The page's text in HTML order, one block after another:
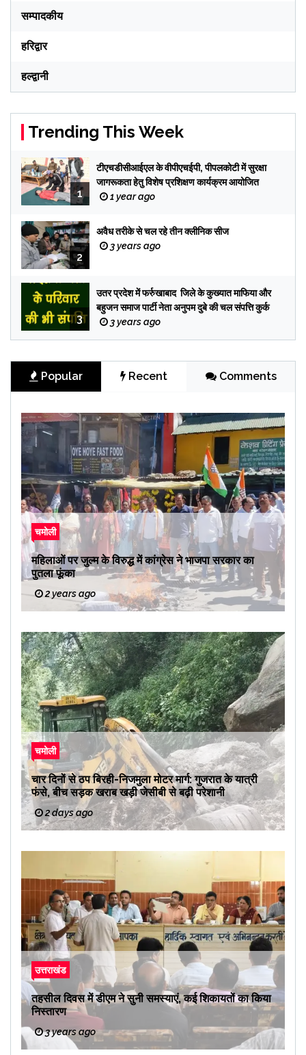
सम्पादकीय
हरिद्वार
हल्द्वानी
Trending This Week
1
टीएचडीसीआईएल के वीपीएचईपी, पीपलकोटी में सुरक्षा
जागरूकता हेतु विशेष प्रशिक्षण कार्यक्रम आयोजित
1 year ago
2
अवैध तरीके से चल रहे तीन क्लीनिक सीज
3 years ago
3
उतर प्रदेश में फर्रुखाबाद जिले के कुख्यात माफिया और
बहुजन समाज पार्टी नेता अनुपम दुबे की चल संपत्ति कुर्क
3 years ago
Popular Recent Comments
चमोली
महिलाओं पर जुल्म के विरुद्ध में कांग्रेस ने भाजपा सरकार का
पुतला फूंका
2 years ago
चमोली
चार दिनों से ठप बिरही-निजमुला मोटर मार्ग: गुजरात के यात्री
फंसे, बीच सड़क खराब खड़ी जेसीबी से बढ़ी परेशानी
2 days ago
उत्तराखंड
तहसील दिवस में डीएम ने सुनी समस्याएं, कई शिकायतों का किया
निस्तारण
3 years ago